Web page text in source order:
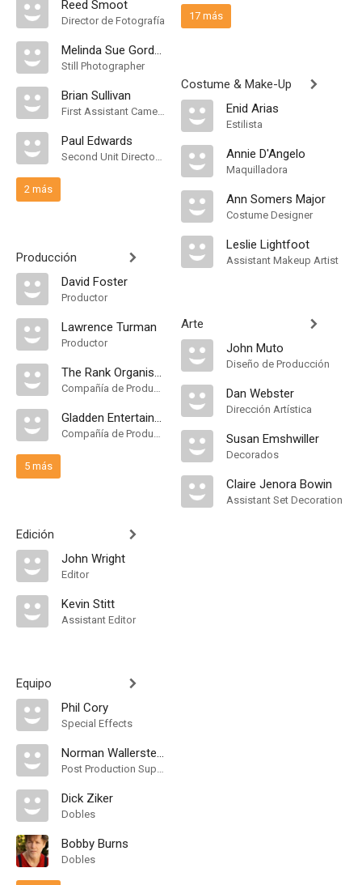
Reed Smoot
Director de Fotografía
Melinda Sue Gordon
Still Photographer
Brian Sullivan
First Assistant Camera
Paul Edwards
Second Unit Director of Photography
2 más
Producción
David Foster
Productor
Lawrence Turman
Productor
The Rank Organisation
Compañía de Produccion
Gladden Entertainment
Compañía de Produccion
5 más
Edición
John Wright
Editor
Kevin Stitt
Assistant Editor
Equipo
Phil Cory
Special Effects
Norman Wallerstein
Post Production Supervisor
Dick Ziker
Dobles
Bobby Burns
Dobles
17 más
Costume & Make-Up
Enid Arias
Estilista
Annie D'Angelo
Maquilladora
Ann Somers Major
Costume Designer
Leslie Lightfoot
Assistant Makeup Artist
Arte
John Muto
Diseño de Producción
Dan Webster
Dirección Artística
Susan Emshwiller
Decorados
Claire Jenora Bowin
Assistant Set Decoration